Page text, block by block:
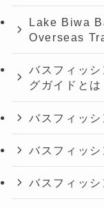
Lake Biwa
Overseas
バスフィッ
グガイドとは
バスフィッ
バスフィッ
バスフィッ